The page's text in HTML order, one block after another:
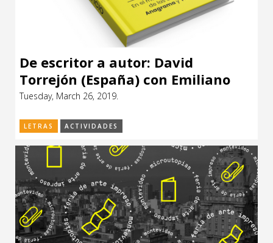
De escritor a autor: David
Torrejón (España) con Emiliano
Cotelo, Juan Grompone y Hugo
Tuesday, March 26, 2019.
LETRAS ACTIVIDADES